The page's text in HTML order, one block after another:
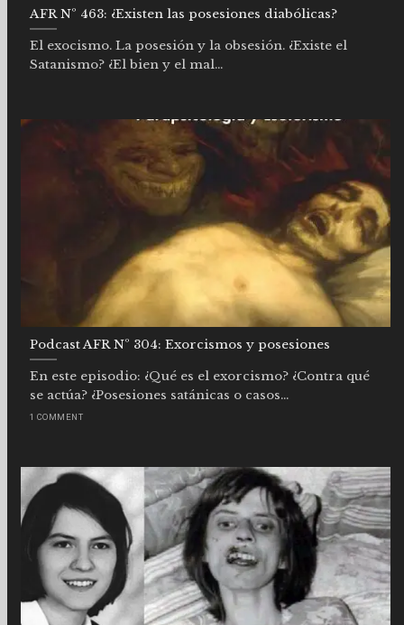
AFR Nº 463: ¿Existen las posesiones diabólicas?
El exocismo. La posesión y la obsesión. ¿Existe el
Satanismo? ¿El bien y el mal...
Podcast AFR Nº 304: Exorcismos y posesiones
En este episodio: ¿Qué es el exorcismo? ¿Contra qué
se actúa? ¿Posesiones satánicas o casos...
1 COMMENT